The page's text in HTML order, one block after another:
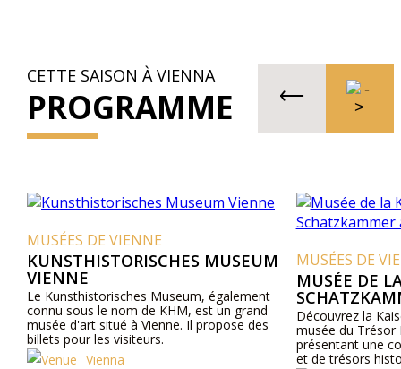
CETTE SAISON À VIENNA
PROGRAMME
MUSÉES DE VIENNE
KUNSTHISTORISCHES MUSEUM
VIENNE
Le Kunsthistorisches Museum, également
connu sous le nom de KHM, est un grand
musée d'art situé à Vienne. Il propose des
billets pour les visiteurs.
Vienna
MUSÉES DE
MUSÉE DE
Découvrez la
musée du Trésor
présentant une
et de trésors